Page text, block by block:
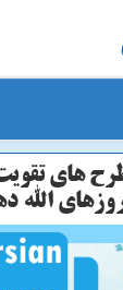
های
الله